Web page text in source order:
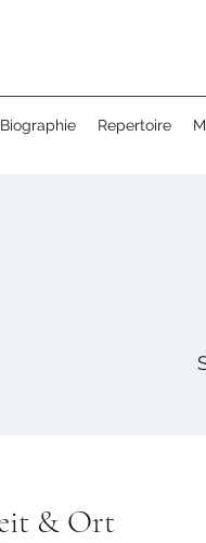
Biographie Repertoire
& Ort